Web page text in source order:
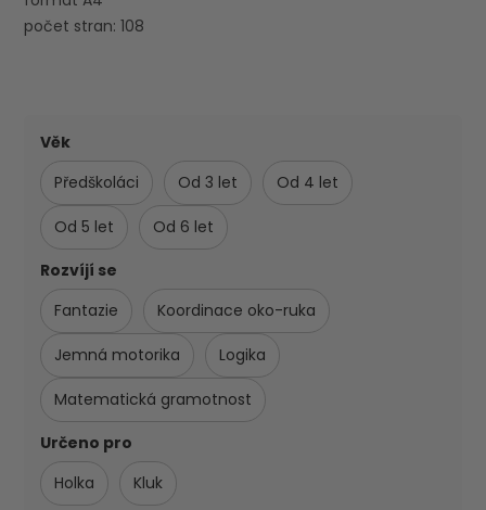
počet stran: 108
Věk
Předškoláci
Od 3 let Od 4 let
Od 5 let
Od 6 let
Rozvíjí se
Fantazie
Koordinace oko-ruka
Jemná motorika Logika
Matematická gramotnost
Určeno pro
Holka
Kluk